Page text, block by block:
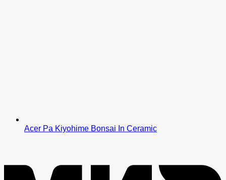
Acer Pa Kiyohime Bonsai In Ceramic